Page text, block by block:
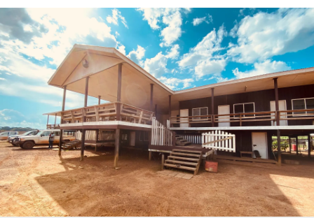
compliance globale
CASE STUDIES
Español
Italiano
Português (Portugal)
日本語
한국어
中文（简体）